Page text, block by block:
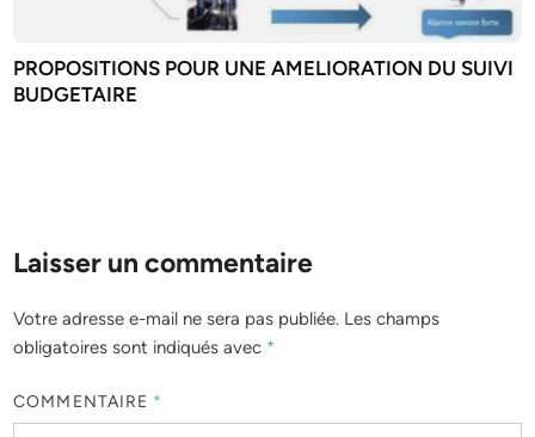
PROPOSITIONS POUR UNE AMELIORATION DU SUIVI
BUDGETAIRE
Laisser un commentaire
Votre adresse e-mail ne sera pas publiée. Les champs
obligatoires sont indiqués avec *
COMMENTAIRE *